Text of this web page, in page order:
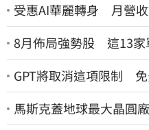
受惠AI華麗轉身 月營
8月佈局強勢股 這13家
GPT將取消這項限制
馬斯克蓋地球最大晶圓